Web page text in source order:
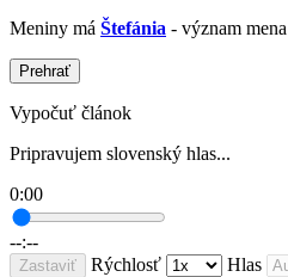
Meniny má Štefánia - význam mena
Prehrať
Vypočuť článok
Pripravujem slovenský hlas...
0:00
--:--
Zastaviť Rýchlosť
Hlas